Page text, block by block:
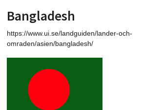
Bangladesh
https://www.ui.se/landguiden/lander-och-
omraden/asien/bangladesh/